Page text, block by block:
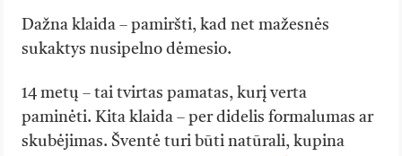
Dažna klaida – pamiršti, kad net mažesnės
sukaktys nusipelno dėmesio.
14 metų – tai tvirtas pamatas, kurį verta
paminėti. Kita klaida – per didelis formalumas ar
skubėjimas. Šventė turi būti natūrali, kupina